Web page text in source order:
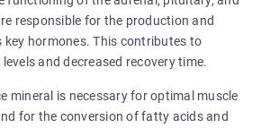
responsible for the production and
hormones. This contributes to
and decreased recovery time.
mineral is necessary for optimal muscle
for the conversion of fatty acids and